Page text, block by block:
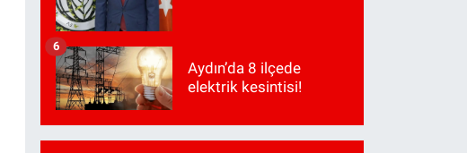
Aydın’da 8 ilçede
elektrik kesintisi!
6